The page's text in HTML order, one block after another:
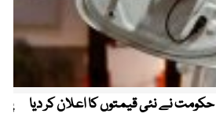
حکومت نے نئی قیمتوں کا اعلان کر دیا